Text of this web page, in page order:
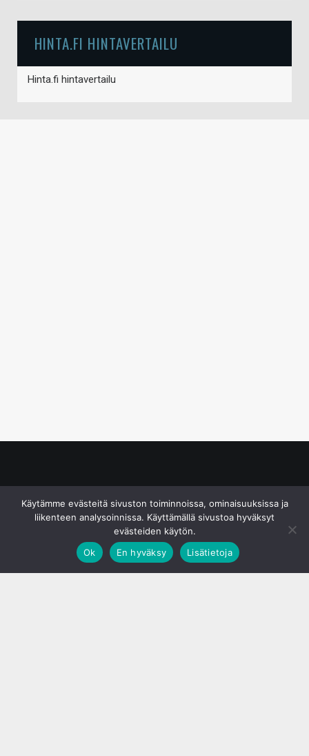
HINTA.FI HINTAVERTAILU
Hinta.fi hintavertailu
Käytämme evästeitä sivuston toiminnoissa, ominaisuuksissa ja
liikenteen analysoinnissa. Käyttämällä sivustoa hyväksyt
evästeiden käytön.
Ok
En hyväksy Lisätietoja